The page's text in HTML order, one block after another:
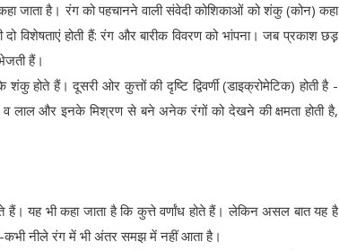
जाता है। रंग को पहचानने वाली संवेदी कोशिकाओं को शंकु (कोन) कहा
होती हैं: रंग और बारीक विवरण को भांपना। जब प्रकाश छड़़
हैं।
होते हैं। दूसरी ओर कुत्तों की दृष्टि द्विवर्णी (डाइक्रोमेटिक) होती है -
और इनके मिश्रण से बने अनेक रंगों को देखने की क्षमता होती है,
यह भी कहा जाता है कि कुत्ते वर्णांध होते हैं। लेकिन असल बात यह है
कभी नीले रंग में भी अंतर समझ में नहीं आता है।